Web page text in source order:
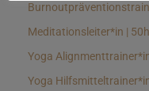
Meditationsleiter*in |
Yoga
Yoga